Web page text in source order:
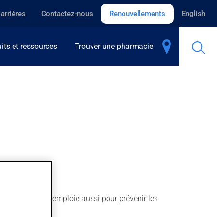
Contactez-nous Renouvellements English
et ressources Trouver une pharmacie
On l'emploie aussi pour prévenir les